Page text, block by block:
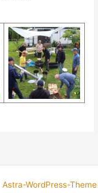
Astra-WordPress-Theme